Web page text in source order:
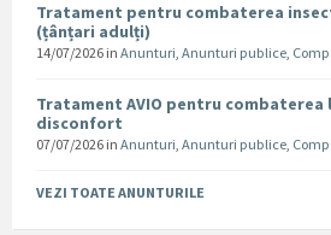
Tratament pentru combaterea
(țânțari adulți)
14/07/2026 in Anunturi, Anunturi publice,
Tratament AVIO pentru
disconfort
07/07/2026 in Anunturi, Anunturi publice,
VEZI TOATE ANUNTURILE